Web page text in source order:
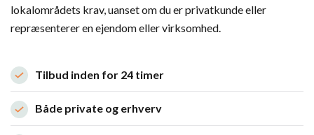
lokalområdets krav, uanset om du er privatkunde eller
repræsenterer en ejendom eller virksomhed.
Tilbud inden for 24 timer
Både private og erhverv